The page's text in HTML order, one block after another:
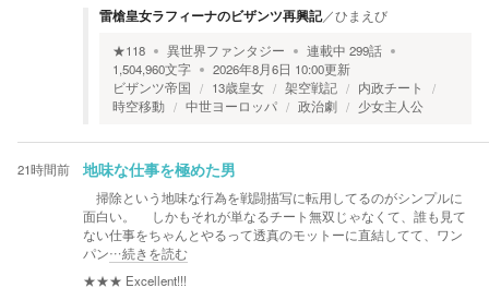
雷槍皇女ラフィーナのビザンツ再興記／ひまえび
★118 異世界ファンタジー 連載中 299話
1,504,960文字 2026年8月6日 10:00更新
ビザンツ帝国
13歳皇女 架空戦記
内政チート
時空移動
中世ヨーロッパ 政治劇 少女主人公
21時間前 地味な仕事を極めた男
掃除という地味な行為を戦闘描写に転用してるのがシンプルに
面白い。 しかもそれが単なるチート無双じゃなくて、誰も見て
ない仕事をちゃんとやるって透真のモットーに直結してて、ワン
パン…続きを読む
★★★ Excellent!!!